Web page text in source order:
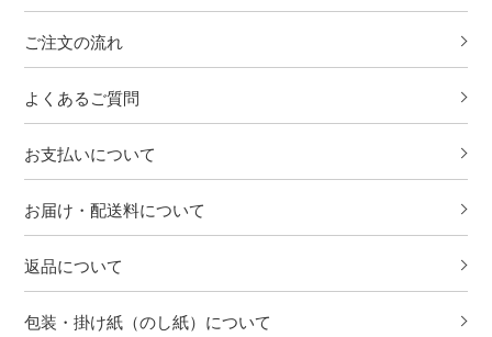
ご注文の流れ
よくあるご質問
お支払いについて
お届け・配送料について
返品について
包装・掛け紙（のし紙）について